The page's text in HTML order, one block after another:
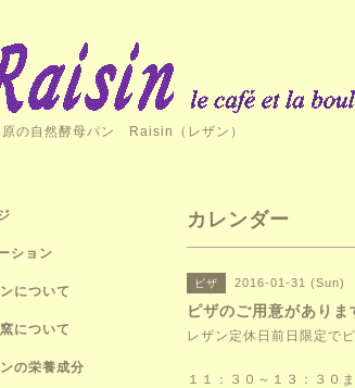
原の自然酵母パン Raisin（レザン）
カレンダー
ピザ 2016-01-31 (Sun)
ピザのご用意がありま
レザン定休日前日限定で
１１：３０～１３：３０
ション
について
について
の栄養成分